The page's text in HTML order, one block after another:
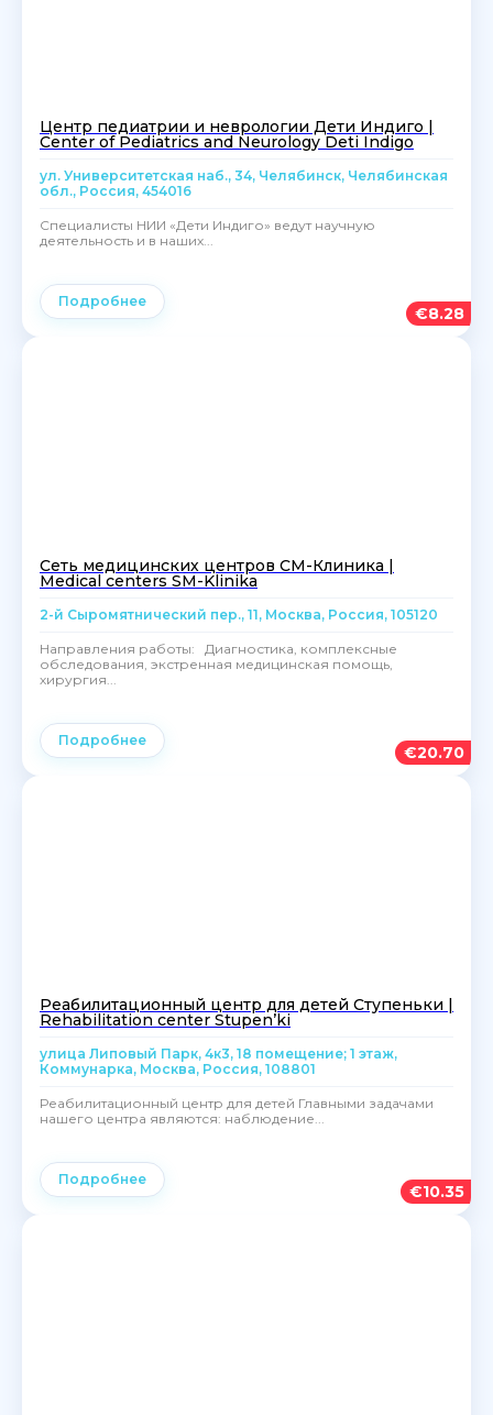
€8.28
Центр педиатрии и неврологии Дети Индиго |
Center of Pediatrics and Neurology Deti Indigo
ул. Университетская наб., 34, Челябинск, Челябинская
обл., Россия, 454016
Специалисты НИИ «Дети Индиго» ведут научную
деятельность и в наших...
Подробнее
€20.70
Сеть медицинских центров СМ-Клиника |
Medical centers SM-Klinika
2-й Сыромятнический пер., 11, Москва, Россия, 105120
Направления работы: Диагностика, комплексные
обследования, экстренная медицинская помощь,
хирургия...
Подробнее
€10.35
Реабилитационный центр для детей Ступеньки |
Rehabilitation center Stupen’ki
улица Липовый Парк, 4к3, 18 помещение; 1 этаж,
Коммунарка, Москва, Россия, 108801
Реабилитационный центр для детей Главными задачами
нашего центра являются: наблюдение...
Подробнее